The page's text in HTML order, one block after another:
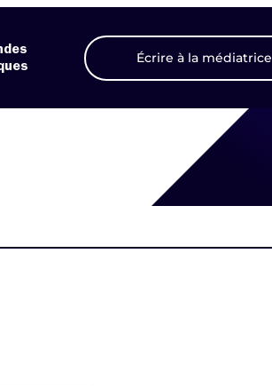
Écrire à la médiatrice